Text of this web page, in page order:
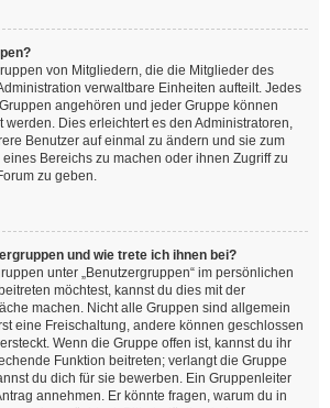
von Mitgliedern, die die Mitglieder des
verwaltbare Einheiten aufteilt. Jedes
angehören und jeder Gruppe können
werden. Dies erleichtert es den Administratoren,
Benutzer auf einmal zu ändern und sie zum
Bereichs zu machen oder ihnen Zugriff zu
zu geben.
und wie trete ich ihnen bei?
unter „Benutzergruppen“ im persönlichen
möchtest, kannst du dies mit der
machen. Nicht alle Gruppen sind allgemein
eine Freischaltung, andere können geschlossen
Wenn die Gruppe offen ist, kannst du ihr
Funktion beitreten; verlangt die Gruppe
du dich für sie bewerben. Ein Gruppenleiter
annehmen. Er könnte fragen, warum du in